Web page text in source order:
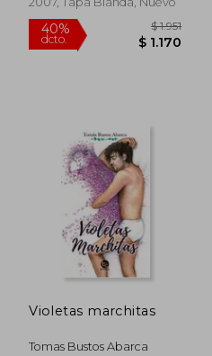
20%
dcto.
Rápido
Violetas marchitas
Tomas Bustos Abarca